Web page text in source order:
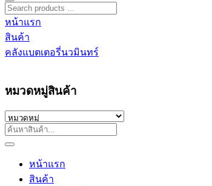
หน้าแรก
สินค้า
คลังแบตเตอรี่นวมินทร์
หมวดหมู่สินค้า
หน้าแรก
สินค้า